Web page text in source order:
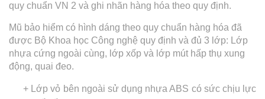
quy chuẩn VN 2 và ghi nhãn hàng hóa theo quy định.
Mũ bảo hiểm có hình dáng theo quy chuẩn hàng hóa đã
được Bộ Khoa học Công nghệ quy định và đủ 3 lớp: Lớp
nhựa cứng ngoài cùng, lớp xốp và lớp mút hấp thụ xung
động, quai đeo.
+ Lớp vỏ bên ngoài sử dụng nhựa ABS có sức chịu lực